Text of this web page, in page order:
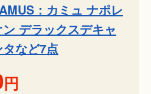
：カミュ ナポレ
ン デラックスデキャ
タなど7点
円